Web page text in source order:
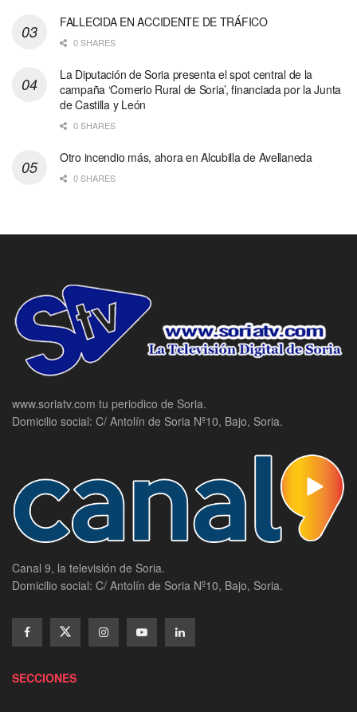
FALLECIDA EN ACCIDENTE DE TRÁFICO
0 SHARES
La Diputación de Soria presenta el spot central de la
campaña ‘Comerio Rural de Soria’, financiada por la Junta
de Castilla y León
0 SHARES
Otro incendio más, ahora en Alcubilla de Avellaneda
0 SHARES
www.soriatv.com tu periodico de Soria.
Domicilio social: C/ Antolín de Soria Nº10, Bajo, Soria.
Canal 9, la televisión de Soria.
Domicilio social: C/ Antolín de Soria Nº10, Bajo, Soria.
SECCIONES